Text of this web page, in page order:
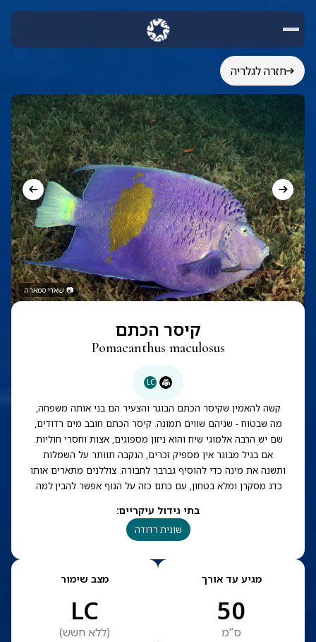
חזרה לגלריה
📷שאדי סמארה
קיסר הכתם
Pomacanthus maculosus
LC
קשה להאמין שקיסר הכתם הבוגר והצעיר הם בני אותה משפחה,
מה שבטוח - שניהם שווים תמונה. קיסר הכתם חובב מים רדודים,
שם יש הרבה אלמוגי שיח והוא ניזון מספוגים, אצות וחסרי חוליות.
אם בגיל מבוגר אין מספיק זכרים, הנקבה תוותר על השמלות
ותשנה את מינה כדי להוסיף גברבר לחבורה. צוללנים מתארים אותו
כדג מסקרן ומלא בטחון, עם כתם כזה על הגוף אפשר להבין למה.
בתי גידול עיקריים:
שונית רדודה
מגיע עד אורך
50
ס”מ
מצב שימור
LC
(ללא חשש)